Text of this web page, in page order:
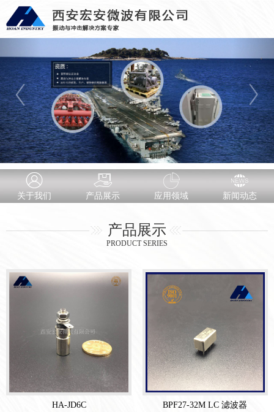
关于我们 产品展示 应用领域 新闻动态
产品展示
PRODUCT SERIES
HA-JD6C BPF27-32M LC 滤波器